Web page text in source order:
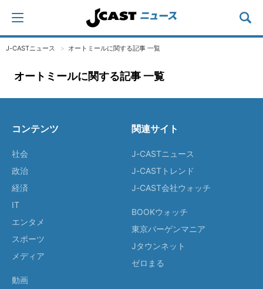
J-CASTニュース オートミールに関する記事 一覧
オートミールに関する記事 一覧
コンテンツ
社会
政治
経済
IT
エンタメ
スポーツ
メディア
動画
関連サイト
J-CASTニュース
J-CASTトレンド
J-CAST会社ウォッチ
BOOKウォッチ
東京バーゲンマニア
Jタウンネット
ゼロまる